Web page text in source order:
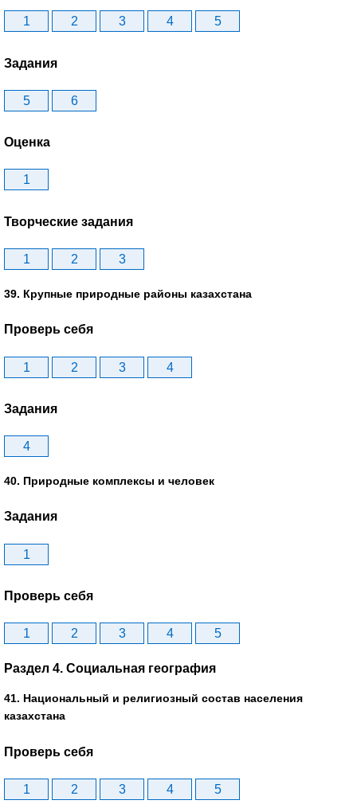
1 2 3 4 5
Задания
5 6
Оценка
1
Творческие задания
1 2 3
39. Крупные природные районы казахстана
Проверь себя
1 2 3 4
Задания
4
40. Природные комплексы и человек
Задания
1
Проверь себя
1 2 3 4 5
Раздел 4. Социальная география
41. Национальный и религиозный состав населения
казахстана
Проверь себя
1 2 3 4 5